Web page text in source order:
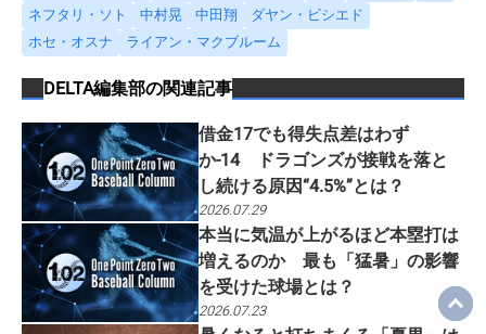
ネフタリ・ソト
中村晃 中田翔
ダヤン・ビシエド
ホセ・オスナ
ライアン・マクブルーム
DELTA編集部の関連記事
借金17でも得失点差はわず
か-14 ドラゴンズが接戦を落と
し続ける原因“4.5%”とは？
2026.07.29
本当に気温が上がるほど本塁打は
増えるのか 最も「猛暑」の影響
を受けた球場とは？
2026.07.23